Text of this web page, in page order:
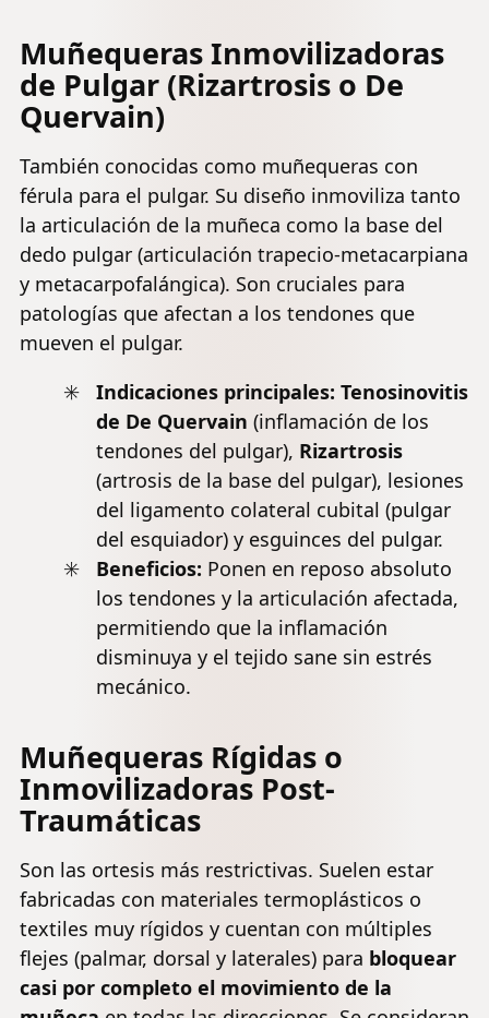
Muñequeras Inmovilizadoras
de Pulgar (Rizartrosis o De
Quervain)
También conocidas como muñequeras con
férula para el pulgar. Su diseño inmoviliza tanto
la articulación de la muñeca como la base del
dedo pulgar (articulación trapecio-metacarpiana
y metacarpofalángica). Son cruciales para
patologías que afectan a los tendones que
mueven el pulgar.
Indicaciones principales: Tenosinovitis
de De Quervain (inflamación de los
tendones del pulgar), Rizartrosis
(artrosis de la base del pulgar), lesiones
del ligamento colateral cubital (pulgar
del esquiador) y esguinces del pulgar.
Beneficios: Ponen en reposo absoluto
los tendones y la articulación afectada,
permitiendo que la inflamación
disminuya y el tejido sane sin estrés
mecánico.
Muñequeras Rígidas o
Inmovilizadoras Post-
Traumáticas
Son las ortesis más restrictivas. Suelen estar
fabricadas con materiales termoplásticos o
textiles muy rígidos y cuentan con múltiples
flejes (palmar, dorsal y laterales) para bloquear
casi por completo el movimiento de la